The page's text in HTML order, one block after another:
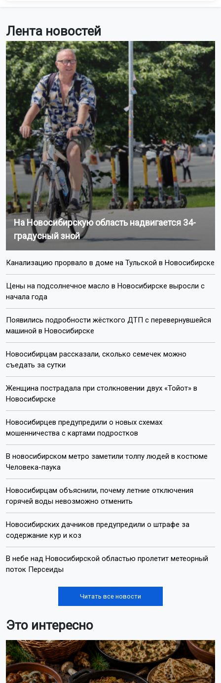
Лента новостей
На Новосибирскую область надвигается 34-
градусный зной
Канализацию прорвало в доме на Тульской в Новосибирске
Цены на подсолнечное масло в Новосибирске выросли с
начала года
Появились подробности жёсткого ДТП с перевернувшейся
машиной в Новосибирске
Новосибирцам рассказали, сколько семечек можно
съедать за сутки
Женщина пострадала при столкновении двух «Тойот» в
Новосибирске
Новосибирцев предупредили о новых схемах
мошенничества с картами подростков
В новосибирском метро заметили толпу людей в костюме
Человека-паука
Новосибирцам объяснили, почему летние отключения
горячей воды невозможно отменить
Новосибирских дачников предупредили о штрафе за
содержание кур и коз
В небе над Новосибирской областью пролетит метеорный
поток Персеиды
Читать все новости
Это интересно